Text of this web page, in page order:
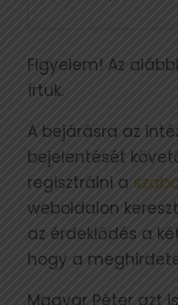
Figyelem! Az
írtuk.
A bejárásra az
bejelentését
regisztrálni a
weboldalon
az érdeklődés a
hogy a
Magyar Péter azt